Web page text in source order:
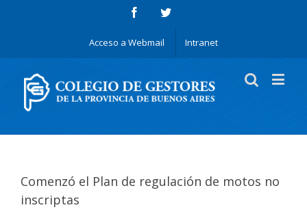
Acceso a Webmail Intranet
Comenzó el Plan de regulación de motos no
inscriptas